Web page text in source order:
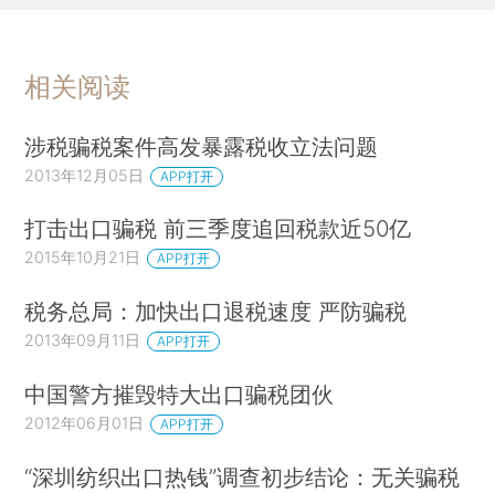
相关阅读
涉税骗税案件高发暴露税收立法问题
2013年12月05日 APP打开
打击出口骗税 前三季度追回税款近50亿
2015年10月21日 APP打开
税务总局：加快出口退税速度 严防骗税
2013年09月11日 APP打开
中国警方摧毁特大出口骗税团伙
2012年06月01日 APP打开
“深圳纺织出口热钱”调查初步结论：无关骗税